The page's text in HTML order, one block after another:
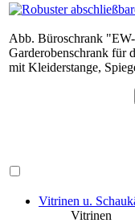
Abb. Büroschrank
Garderobenschrank für
mit Kleiderstange,
Vitrinen u.
Vitrinen